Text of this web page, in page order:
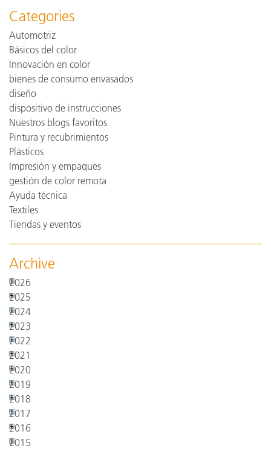
Categories
Automotriz
Básicos del color
Innovación en color
bienes de consumo envasados
diseño
dispositivo de instrucciones
Nuestros blogs favoritos
Pintura y recubrimientos
Plásticos
Impresión y empaques
gestión de color remota
Ayuda técnica
Textiles
Tiendas y eventos
Archive
2026
2025
2024
2023
2022
2021
2020
2019
2018
2017
2016
2015